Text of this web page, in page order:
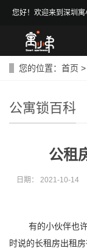
您好！欢迎来到深圳寓
做智慧房东！
您的位置： 首页 >
公寓锁百科
公租
日期： 2021-10-14
有的小伙伴也许
时说的长租房出租